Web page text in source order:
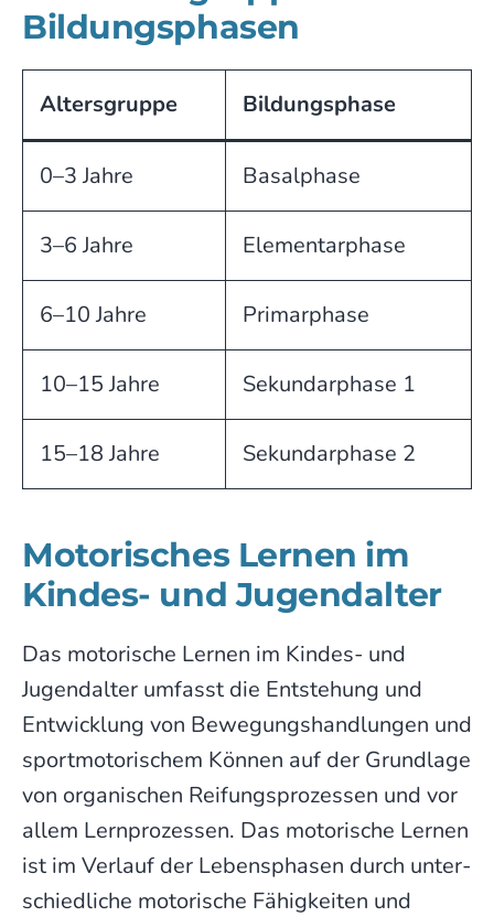
Bildungsphasen
Altersgruppe Bildungsphase
0–3 Jahre Basalphase
3–6 Jahre Elementarphase
6–10 Jahre Primarphase
10–15 Jahre Sekundarphase 1
15–18 Jahre Sekundarphase 2
Motorisches Lernen im
Kindes- und Jugend­alter
Das motorische Lernen im Kindes- und
Jugen­dalter umfasst die Ent­ste­hung und
Entwick­lung von Bewe­gungs­handlungen und
sport­moto­rischem Kön­nen auf der Grund­lage
von organischen Reifungs­pro­zessen und vor
allem Lern­pro­zessen. Das motorische Lernen
ist im Verlauf der Lebens­phasen durch unter­
schied­liche motorische Fähig­keiten und